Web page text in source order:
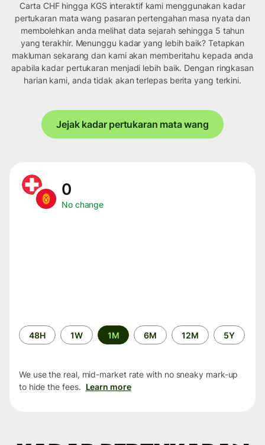
Carta CHF hingga KGS interaktif kami menggunakan kadar
pertukaran mata wang pasaran pertengahan masa nyata dan
membolehkan anda melihat data sejarah sehingga 5 tahun
yang terakhir. Menunggu kadar yang lebih baik? Tetapkan
makluman sekarang dan kami akan memberitahu kepada anda
apabila kadar pertukaran menjadi lebih baik. Dengan ringkasan
harian kami, anda tidak akan terlepas berita yang terkini.
Jejak kadar pertukaran mata wang
0
No change
Time
period
48H 1W 1M 6M 12M 5Y
We use the real, mid-market rate with no sneaky mark-up
to hide the fees. Learn more